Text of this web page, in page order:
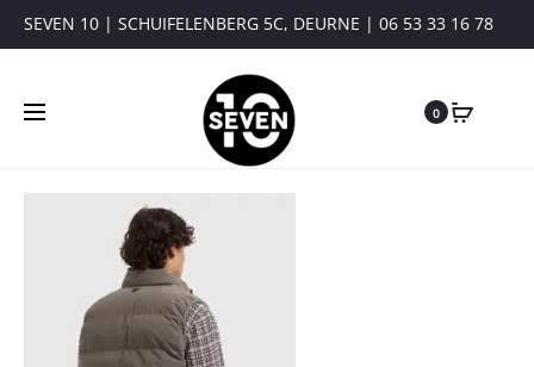
SEVEN 10 | SCHUIFELENBERG 5C, DEURNE | 06 53 33 16 78
0